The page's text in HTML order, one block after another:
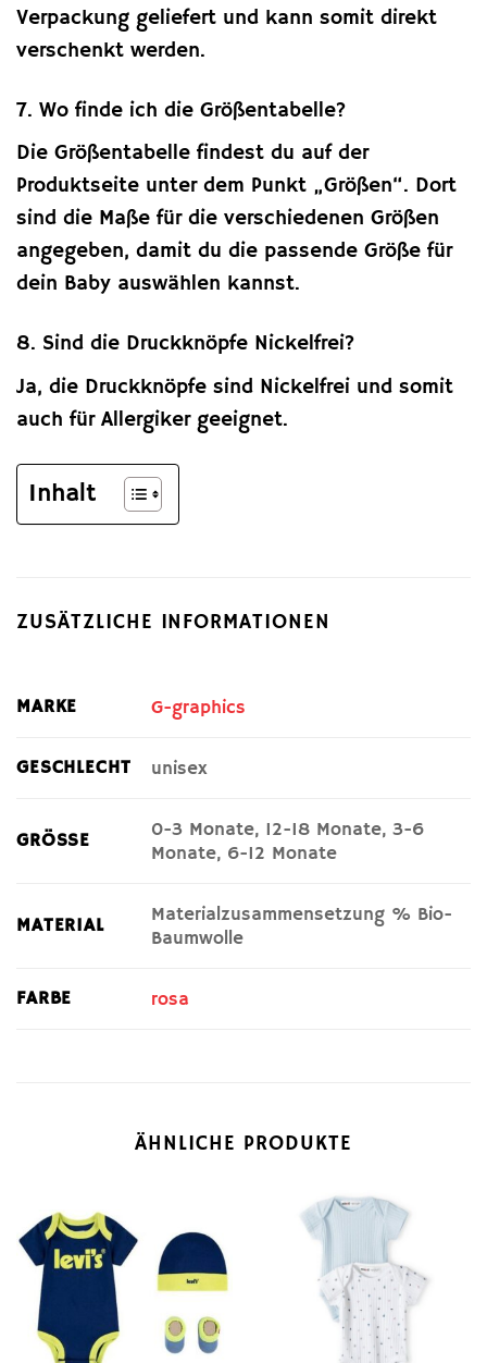
Verpackung geliefert und kann somit direkt
verschenkt werden.
7. Wo finde ich die Größentabelle?
Die Größentabelle findest du auf der
Produktseite unter dem Punkt „Größen“. Dort
sind die Maße für die verschiedenen Größen
angegeben, damit du die passende Größe für
dein Baby auswählen kannst.
8. Sind die Druckknöpfe Nickelfrei?
Ja, die Druckknöpfe sind Nickelfrei und somit
auch für Allergiker geeignet.
Inhalt
ZUSÄTZLICHE INFORMATIONEN
MARKE G-graphics
GESCHLECHT unisex
GRÖSSE
0-3 Monate, 12-18 Monate, 3-6
Monate, 6-12 Monate
MATERIAL
Materialzusammensetzung % Bio-
Baumwolle
FARBE rosa
ÄHNLICHE PRODUKTE